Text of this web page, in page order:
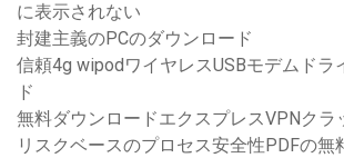
に表示されない
封建主義のPCのダウンロード
信頼4g wipodワイヤレスUSBモデムドラ
ド
無料ダウンロードエクスプレスVPNクラ
リスクベースのプロセス安全性PDFの無